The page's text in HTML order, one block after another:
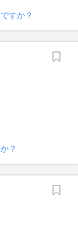
すか？
？